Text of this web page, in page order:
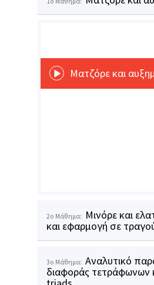
Ματζόρε και
2o Μάθημα: Μινόρε και
και εφαρμογή σε
3o Μάθημα: Αναλυτικό
διαφοράς τετράφωνων